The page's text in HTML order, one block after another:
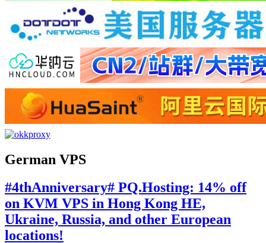
German VPS
#4thAnniversary# PQ.Hosting: 14% off
on KVM VPS in Hong Kong HE,
Ukraine, Russia, and other European
locations!